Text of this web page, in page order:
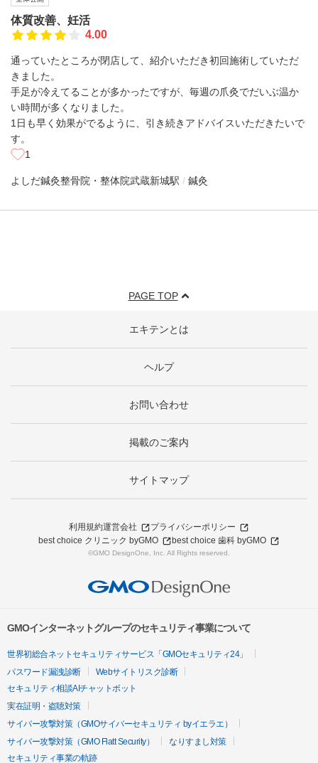
体質改善、妊活
4.00
通っていたところが閉店して、紹介いただき初回施術していただ
きました。
手足が冷えてることが多かったですが、毎週の爪灸でだいぶ温か
い時間が多くなりました。
1日も早く効果がでるように、引き続きアドバイスいただきたいで
す。
1
よしだ鍼灸整骨院・整体院武蔵新城駅 鍼灸
PAGE TOP
エキテンとは
ヘルプ
お問い合わせ
掲載のご案内
サイトマップ
利用規約運営会社
プライバシーポリシー
best choice クリニック byGMO
best choice 歯科 byGMO
©GMO DesignOne, Inc. All Rights reserved.
GMOインターネットグループのセキュリティ事業について
世界初総合ネットセキュリティサービス「GMOセキュリティ24」
パスワード漏洩診断
Webサイトリスク診断
セキュリティ相談AIチャットボット
実在証明・盗聴対策
サイバー攻撃対策（GMOサイバーセキュリティ byイエラエ）
サイバー攻撃対策（GMO Flatt Security）
なりすまし対策
セキュリティ事業の軌跡